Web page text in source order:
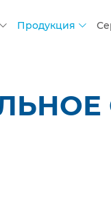
Продукция